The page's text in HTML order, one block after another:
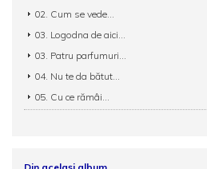
02. Cum se vede...
03. Logodna de aici...
03. Patru parfumuri...
04. Nu te da bătut...
05. Cu ce rămâi...